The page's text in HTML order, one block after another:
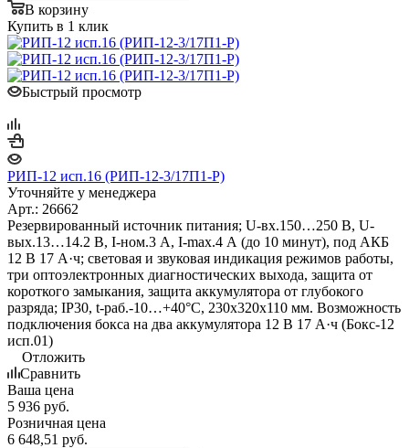
В корзину
Купить в 1 клик
Быстрый просмотр
РИП-12 исп.16 (РИП-12-3/17П1-Р)
Уточняйте у менеджера
Арт.: 26662
Резервированный источник питания; U-вх.150…250 В, U-
вых.13…14.2 В, I-ном.3 А, I-max.4 А (до 10 минут), под АКБ
12 В 17 А·ч; световая и звуковая индикация режимов работы,
три оптоэлектронных диагностических выхода, защита от
короткого замыкания, защита аккумулятора от глубокого
разряда; IP30, t-раб.-10…+40°С, 230х320х110 мм. Возможность
подключения бокса на два аккумулятора 12 В 17 А·ч (Бокс-12
исп.01)
Отложить
Сравнить
Ваша цена
5 936 руб.
Розничная цена
6 648,51 руб.